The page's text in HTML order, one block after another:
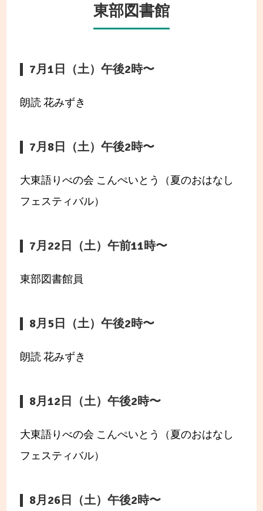
東部図書館
7月1日（土）午後2時〜
朗読 花みずき
7月8日（土）午後2時〜
大東語りべの会 こんぺいとう（夏のおはなし
フェスティバル）
7月22日（土）午前11時〜
東部図書館員
8月5日（土）午後2時〜
朗読 花みずき
8月12日（土）午後2時〜
大東語りべの会 こんぺいとう（夏のおはなし
フェスティバル）
8月26日（土）午後2時〜